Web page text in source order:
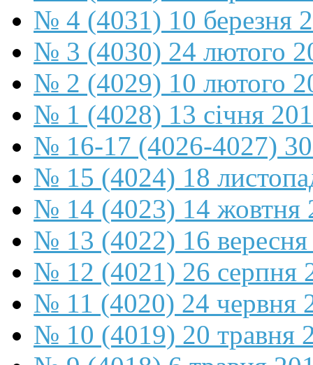
№ 4 (4031) 10 березня
№ 3 (4030) 24 лютого
№ 2 (4029) 10 лютого
№ 1 (4028) 13 січня
№ 16-17 (4026-4027) 30
№ 15 (4024) 18
№ 14 (4023) 14 жовтня
№ 13 (4022) 16
№ 12 (4021) 26 серпня
№ 11 (4020) 24 червня
№ 10 (4019) 20 травня